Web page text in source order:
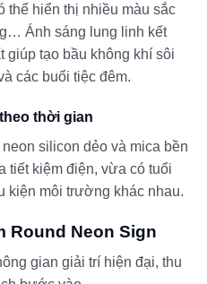
thể hiển thị nhiều màu sắc
Ánh sáng lung linh kết
giúp tạo bầu không khí sôi
các buổi tiệc đêm.
thời gian
silicon dẻo và mica bền
tiết kiệm điện, vừa có tuổi
kiện môi trường khác nhau.
Round Neon Sign
gian giải trí hiện đại, thu